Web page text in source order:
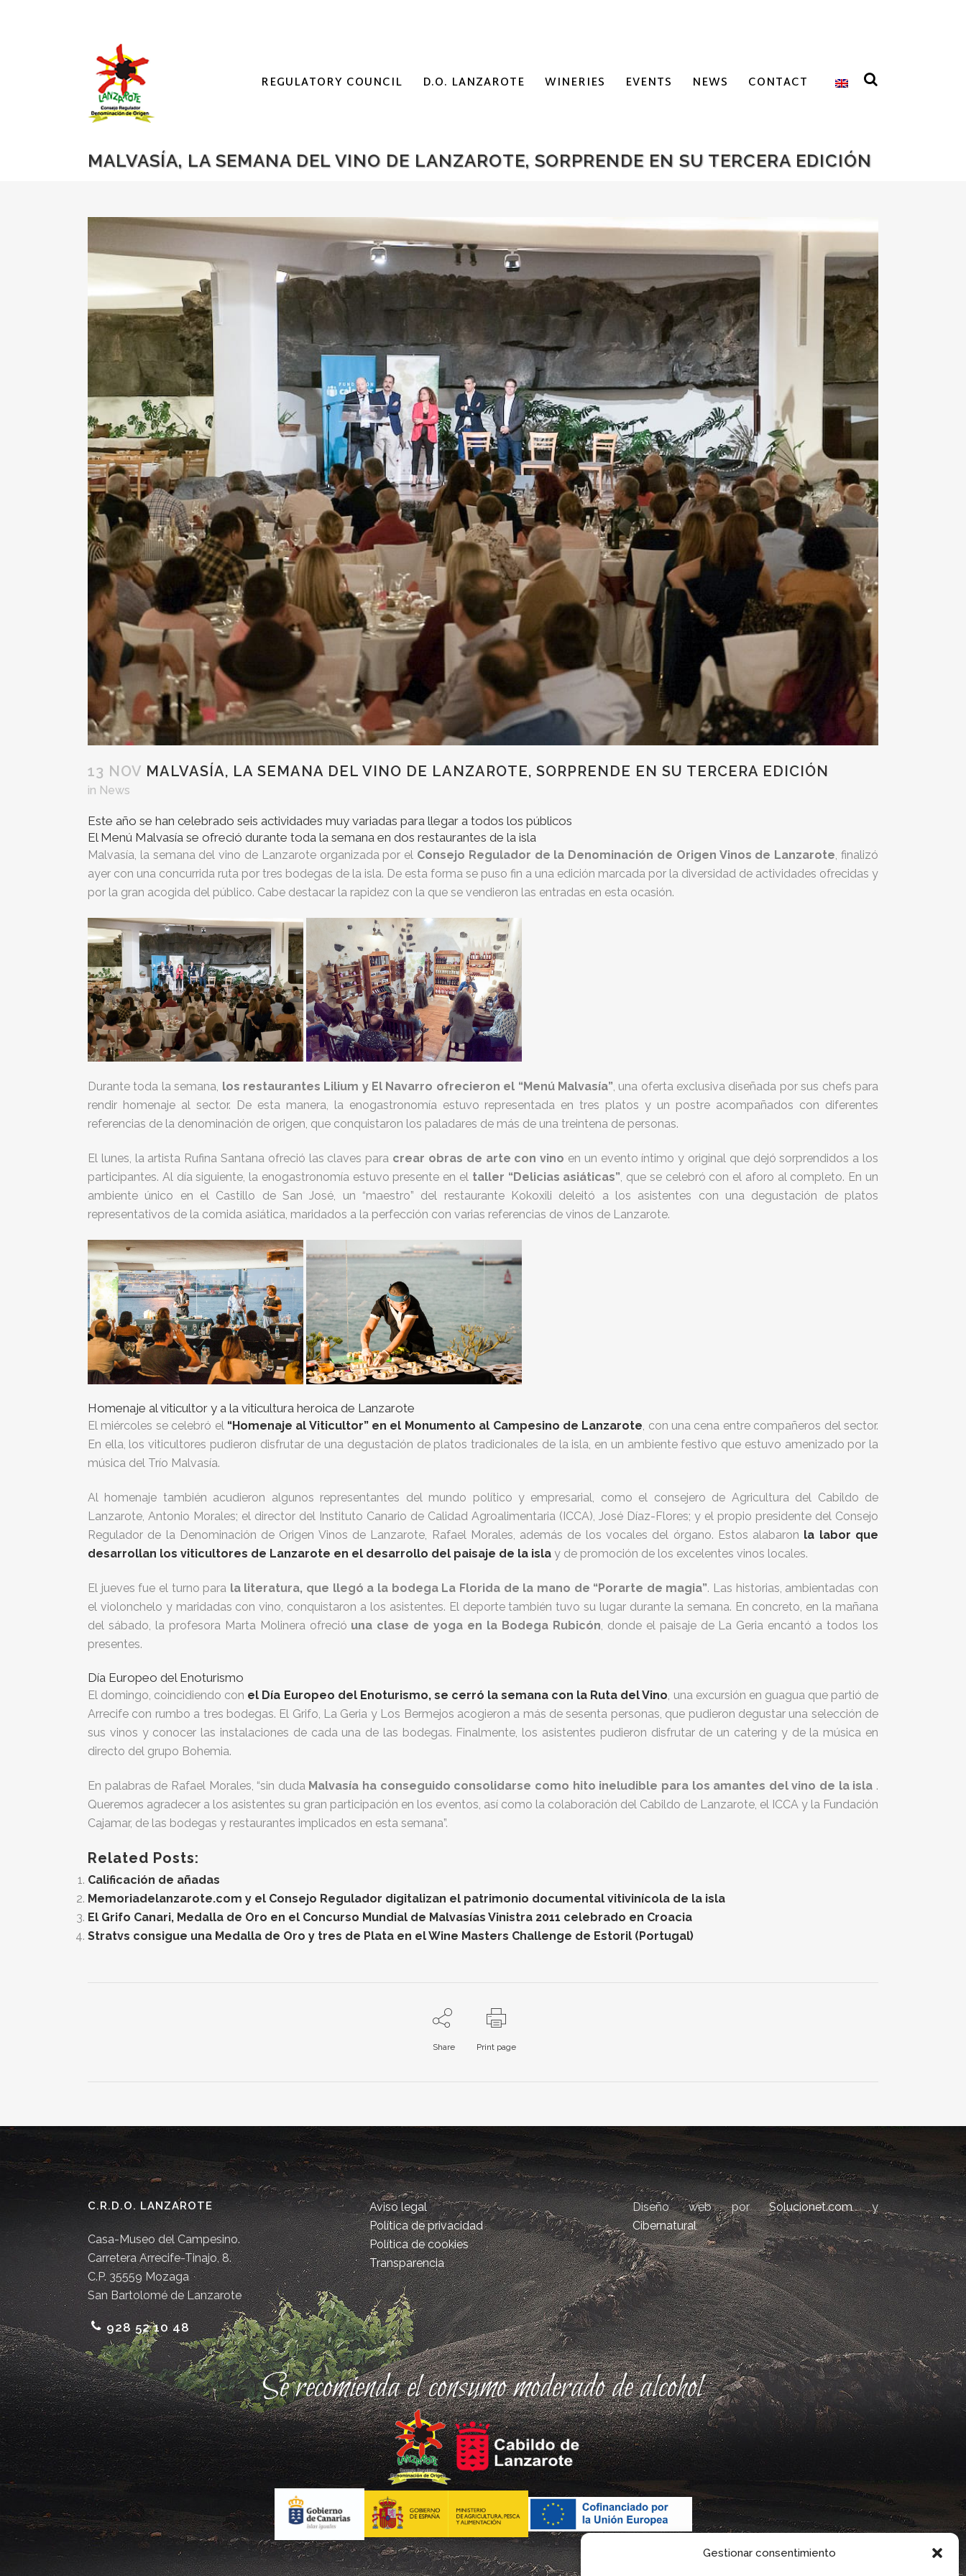
Gestionar consentimiento
REGULATORY COUNCIL D.O. LANZAROTE WINERIES EVENTS NEWS CONTACT
MALVASÍA, LA SEMANA DEL VINO DE LANZAROTE, SORPRENDE EN SU TERCERA EDICIÓN
13 NOV MALVASÍA, LA SEMANA DEL VINO DE LANZAROTE, SORPRENDE EN SU TERCERA EDICIÓN
in News
Este año se han celebrado seis actividades muy variadas para llegar a todos los públicos
El Menú Malvasía se ofreció durante toda la semana en dos restaurantes de la isla
Malvasía, la semana del vino de Lanzarote organizada por el Consejo Regulador de la Denominación de Origen Vinos de Lanzarote , finalizó
ayer con una concurrida ruta por tres bodegas de la isla. De esta forma se puso fin a una edición marcada por la diversidad de actividades ofrecidas y
por la gran acogida del público. Cabe destacar la rapidez con la que se vendieron las entradas en esta ocasión.
Durante toda la semana, los restaurantes Lilium y El Navarro ofrecieron el “Menú Malvasía”, una oferta exclusiva diseñada por sus chefs para
rendir homenaje al sector. De esta manera, la enogastronomía estuvo representada en tres platos y un postre acompañados con diferentes
referencias de la denominación de origen, que conquistaron los paladares de más de una treintena de personas.
El lunes, la artista Rufina Santana ofreció las claves para crear obras de arte con vino en un evento íntimo y original que dejó sorprendidos a los
participantes. Al día siguiente, la enogastronomía estuvo presente en el taller “Delicias asiáticas”, que se celebró con el aforo al completo. En un
ambiente único en el Castillo de San José, un “maestro” del restaurante Kokoxili deleitó a los asistentes con una degustación de platos
representativos de la comida asiática, maridados a la perfección con varias referencias de vinos de Lanzarote.
Homenaje al viticultor y a la viticultura heroica de Lanzarote
El miércoles se celebró el “Homenaje al Viticultor” en el Monumento al Campesino de Lanzarote , con una cena entre compañeros del sector.
En ella, los viticultores pudieron disfrutar de una degustación de platos tradicionales de la isla, en un ambiente festivo que estuvo amenizado por la
música del Trío Malvasía.
Al homenaje también acudieron algunos representantes del mundo político y empresarial, como el consejero de Agricultura del Cabildo de
Lanzarote, Antonio Morales; el director del Instituto Canario de Calidad Agroalimentaria (ICCA), José Díaz-Flores; y el propio presidente del Consejo
Regulador de la Denominación de Origen Vinos de Lanzarote, Rafael Morales, además de los vocales del órgano. Estos alabaron la labor que
desarrollan los viticultores de Lanzarote en el desarrollo del paisaje de la isla y de promoción de los excelentes vinos locales.
El jueves fue el turno para la literatura, que llegó a la bodega La Florida de la mano de “Porarte de magia”. Las historias, ambientadas con
el violonchelo y maridadas con vino, conquistaron a los asistentes. El deporte también tuvo su lugar durante la semana. En concreto, en la mañana
del sábado, la profesora Marta Molinera ofreció una clase de yoga en la Bodega Rubicón , donde el paisaje de La Geria encantó a todos los
presentes.
Día Europeo del Enoturismo
El domingo, coincidiendo con el Día Europeo del Enoturismo, se cerró la semana con la Ruta del Vino , una excursión en guagua que partió de
Arrecife con rumbo a tres bodegas. El Grifo, La Geria y Los Bermejos acogieron a más de sesenta personas, que pudieron degustar una selección de
sus vinos y conocer las instalaciones de cada una de las bodegas. Finalmente, los asistentes pudieron disfrutar de un catering y de la música en
directo del grupo Bohemia.
En palabras de Rafael Morales, “sin duda Malvasía ha conseguido consolidarse como hito ineludible para los amantes del vino de la isla .
Queremos agradecer a los asistentes su gran participación en los eventos, así como la colaboración del Cabildo de Lanzarote, el ICCA y la Fundación
Cajamar, de las bodegas y restaurantes implicados en esta semana”.
Related Posts:
Calificación de añadas
Memoriadelanzarote.com y el Consejo Regulador digitalizan el patrimonio documental vitivinícola de la isla
El Grifo Canari, Medalla de Oro en el Concurso Mundial de Malvasías Vinistra 2011 celebrado en Croacia
Stratvs consigue una Medalla de Oro y tres de Plata en el Wine Masters Challenge de Estoril (Portugal)
Share Print page
C.R.D.O. LANZAROTE
Casa-Museo del Campesino.
Carretera Arrecife-Tinajo, 8.
C.P. 35559 Mozaga
San Bartolomé de Lanzarote
928 52 10 48
Aviso legal
Política de privacidad
Política de cookies
Transparencia
Diseño web porSolucionet.comy
Cibernatural
Se recomienda el consumo moderado de alcohol